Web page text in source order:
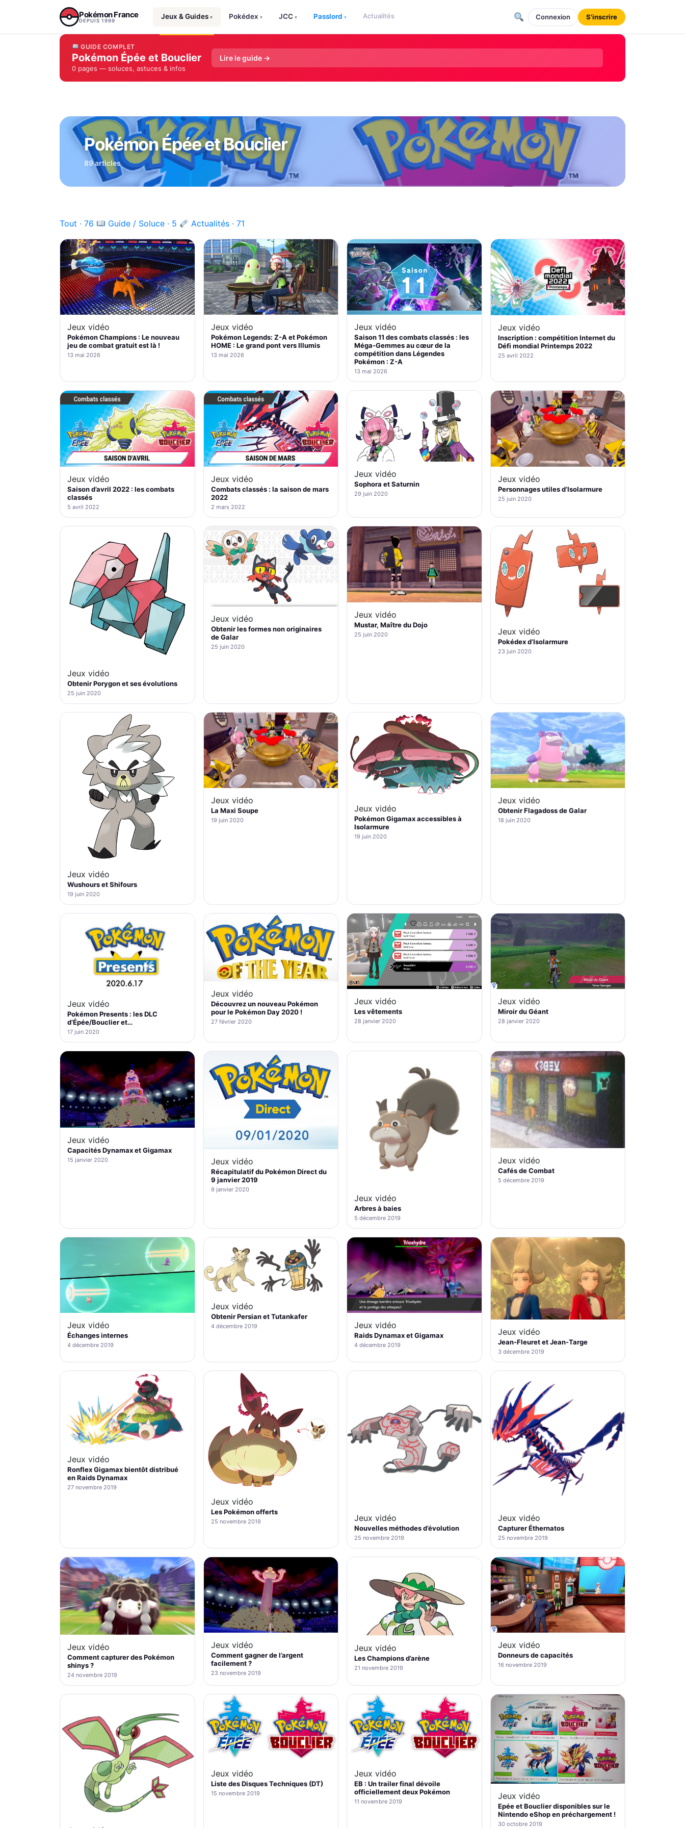
Pokémon France
DEPUIS 1999
Jeux & Guides ▾ Pokédex ▾ JCC ▾ Passlord ▾ Actualités Connexion S'inscrire
GUIDE COMPLET
Pokémon Épée et Bouclier
0 pages — soluces, astuces & infos
Lire le guide →
Pokémon Épée et Bouclier
89 articles
Tout · 76 Guide / Soluce · 5 Actualités · 71
Jeux vidéo
Pokémon Champions : Le nouveau
jeu de combat gratuit est là !
13 mai 2026
Jeux vidéo
Pokémon Legends: Z-A et Pokémon
HOME : Le grand pont vers Illumis
13 mai 2026
Jeux vidéo
Saison 11 des combats classés : les
Méga-Gemmes au cœur de la
compétition dans Légendes
Pokémon : Z-A
13 mai 2026
Jeux vidéo
Inscription : compétition Internet du
Défi mondial Printemps 2022
25 avril 2022
Jeux vidéo
Saison d’avril 2022 : les combats
classés
5 avril 2022
Jeux vidéo
Combats classés : la saison de mars
2022
2 mars 2022
Jeux vidéo
Sophora et Saturnin
29 juin 2020
Jeux vidéo
Personnages utiles d’Isolarmure
25 juin 2020
Jeux vidéo
Obtenir Porygon et ses évolutions
25 juin 2020
Jeux vidéo
Obtenir les formes non originaires
de Galar
25 juin 2020
Jeux vidéo
Mustar, Maître du Dojo
25 juin 2020 Jeux vidéo
Pokédex d’Isolarmure
23 juin 2020
Jeux vidéo
Wushours et Shifours
19 juin 2020
Jeux vidéo
La Maxi Soupe
19 juin 2020
Jeux vidéo
Pokémon Gigamax accessibles à
Isolarmure
19 juin 2020
Jeux vidéo
Obtenir Flagadoss de Galar
18 juin 2020
Jeux vidéo
Pokémon Presents : les DLC
d’Épée/Bouclier et…
17 juin 2020
Jeux vidéo
Découvrez un nouveau Pokémon
pour le Pokémon Day 2020 !
27 février 2020
Jeux vidéo
Les vêtements
28 janvier 2020
Jeux vidéo
Miroir du Géant
28 janvier 2020
Jeux vidéo
Capacités Dynamax et Gigamax
15 janvier 2020 Jeux vidéo
Récapitulatif du Pokémon Direct du
9 janvier 2019
9 janvier 2020
Jeux vidéo
Arbres à baies
5 décembre 2019
Jeux vidéo
Cafés de Combat
5 décembre 2019
Jeux vidéo
Échanges internes
4 décembre 2019
Jeux vidéo
Obtenir Persian et Tutankafer
4 décembre 2019 Jeux vidéo
Raids Dynamax et Gigamax
4 décembre 2019
Jeux vidéo
Jean-Fleuret et Jean-Targe
3 décembre 2019
Jeux vidéo
Ronflex Gigamax bientôt distribué
en Raids Dynamax
27 novembre 2019
Jeux vidéo
Les Pokémon offerts
25 novembre 2019 Jeux vidéo
Nouvelles méthodes d’évolution
25 novembre 2019
Jeux vidéo
Capturer Éthernatos
25 novembre 2019
Jeux vidéo
Comment capturer des Pokémon
shinys ?
24 novembre 2019
Jeux vidéo
Comment gagner de l’argent
facilement ?
23 novembre 2019
Jeux vidéo
Les Champions d’arène
21 novembre 2019
Jeux vidéo
Donneurs de capacités
16 novembre 2019
Jeux vidéo
Liste des Disques Techniques (DT)
15 novembre 2019
Jeux vidéo
EB : Un trailer final dévoile
officiellement deux Pokémon
11 novembre 2019
Jeux vidéo
Epée et Bouclier disponibles sur le
Nintendo eShop en préchargement !
30 octobre 2019